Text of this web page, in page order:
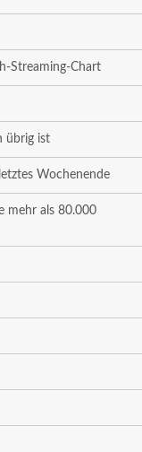
Streaming-Chart
übrig ist
Wochenende
mehr als 80.000